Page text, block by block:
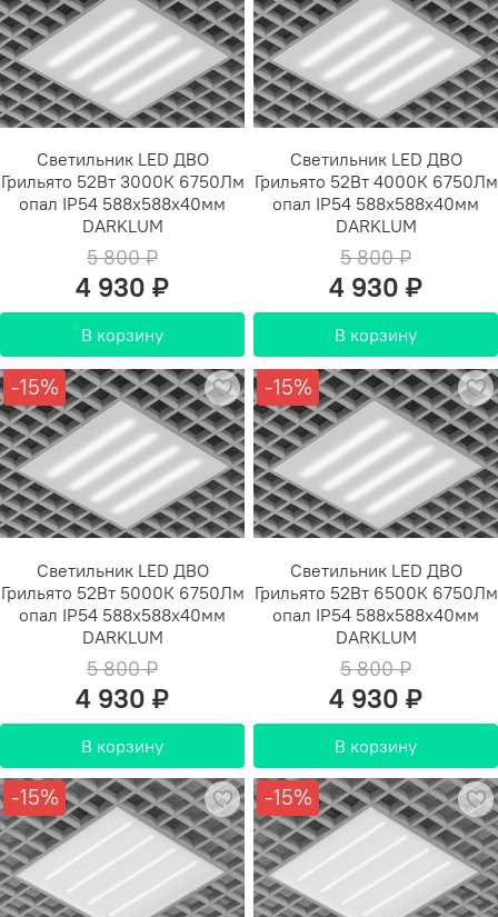
Светильник LED ДВО
Грильято 52Вт 3000К 6750Лм
опал IP54 588х588х40мм
DARKLUM
5 800 ₽
4 930 ₽
В корзину
Светильник LED ДВО
Грильято 52Вт 4000К 6750Лм
опал IP54 588х588х40мм
DARKLUM
5 800 ₽
4 930 ₽
В корзину
-15%
Светильник LED ДВО
Грильято 52Вт 5000К 6750Лм
опал IP54 588х588х40мм
DARKLUM
5 800 ₽
4 930 ₽
В корзину
-15%
Светильник LED ДВО
Грильято 52Вт 6500К 6750Лм
опал IP54 588х588х40мм
DARKLUM
5 800 ₽
4 930 ₽
В корзину
-15% -15%